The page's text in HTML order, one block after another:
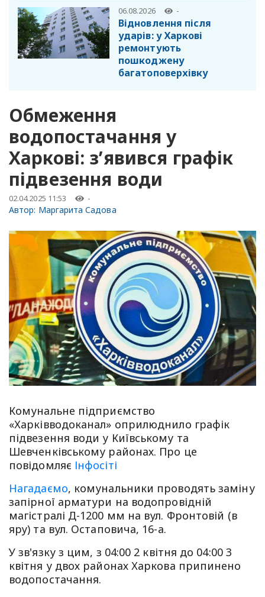
06.08.2026 -
Відновлення після
ударів: у Харкові
ремонтують
пошкоджену
багатоповерхівку
Обмеження
водопостачання у
Харкові: з’явився графік
підвезення води
02.04.2025 11:53 -
Автор: Маргарита Садова
Комунальне підприємство
«Харківводоканал» оприлюднило графік
підвезення води у Київському та
Шевченківському районах. Про це
повідомляє Інфосіті
Нагадаємо, комунальники проводять заміну
запірної арматури на водопровідній
магістралі Д-1200 мм на вул. Фронтовій (в
яру) та вул. Остаповича, 16-а.
У зв'язку з цим, з 04:00 2 квітня до 04:00 3
квітня у двох районах Харкова припинено
водопостачання.